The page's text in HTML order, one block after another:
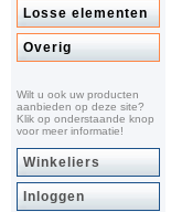
Losse elementen
Overig
Wilt u ook uw producten
aanbieden op deze site?
Klik op onderstaande knop
voor meer informatie!
Winkeliers
Inloggen